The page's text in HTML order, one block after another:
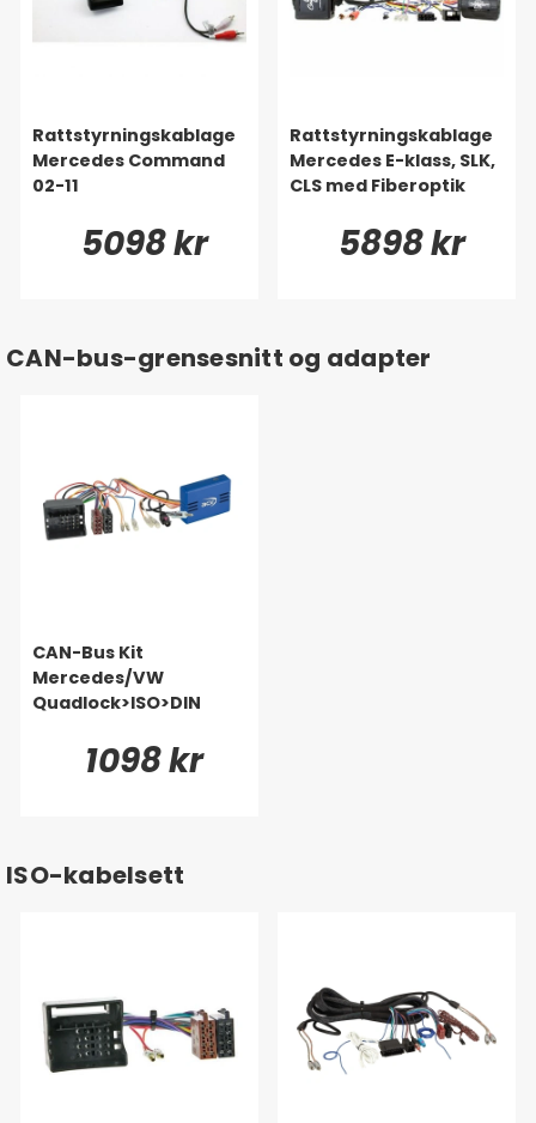
Rattstyrningskablage
Mercedes Command
02-11
5098 kr
Rattstyrningskablage
Mercedes E-klass, SLK,
CLS med Fiberoptik
5898 kr
CAN-bus-grensesnitt og adapter
CAN-Bus Kit
Mercedes/VW
Quadlock>ISO>DIN
1098 kr
ISO-kabelsett